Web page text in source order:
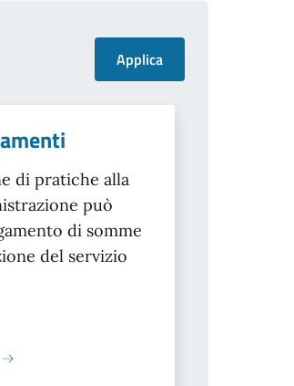
di pratiche alla
può
di somme
del servizio